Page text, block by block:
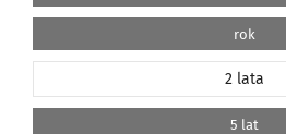
rok
2 lata
5 lat